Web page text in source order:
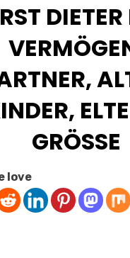
DIETER
GRÖSSE
on
love